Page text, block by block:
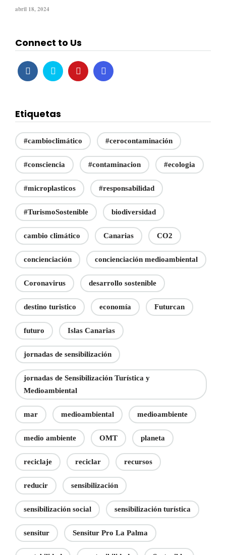
abril 18, 2024
Connect to Us
Etiquetas
#cambioclimático #cerocontaminación
#consciencia #contaminacion #ecologia
#microplasticos #responsabilidad
#TurismoSostenible biodiversidad
cambio climático Canarias CO2
concienciación concienciación medioambiental
Coronavirus desarrollo sostenible
destino turistico economía Futurcan
futuro Islas Canarias
jornadas de sensibilización
jornadas de Sensibilización Turística y
Medioambiental
mar medioambiental medioambiente
medio ambiente OMT planeta
reciclaje reciclar recursos
reducir sensibilización
sensibilización social sensibilización turística
sensitur Sensitur Pro La Palma